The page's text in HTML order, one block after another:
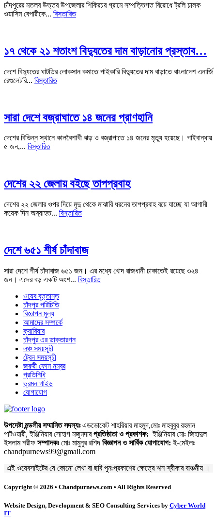
চাঁদপুরের মতলব উত্তর উপজেলার শিকিরচর গ্রামে সম্পত্তিগত বিরোধে ট্রলি চালক
ওয়াসিম বেপারীকে... বিস্তারিত
১৭ থেকে ২১ শতাংশ বিদ্যুতের দাম বাড়ানোর প্রস্তাব…
দেশে বিদ্যুতের ঘাটতির লোকসান কমাতে পাইকারি বিদ্যুতের দাম বাড়াতে বাংলাদেশ এনার্জি
রেগুলেটরি... বিস্তারিত
সারা দেশে বজ্রাঘাতে ১৪ জনের প্রাণহানি
দেশের বিভিন্ন স্থানে কালবৈশাখী ঝড় ও বজ্রাপাতে ১৪ জনের মৃত্যু হয়েছে। গাইবান্ধায়
৫ জন,... বিস্তারিত
দেশের ২২ জেলায় বইছে তাপপ্রবাহ
দেশের ২২ জেলার ওপর দিয়ে মৃদু থেকে মাঝারি ধরনের তাপপ্রবাহ বয়ে যাচ্ছে যা আগামী
কয়েক দিন অব্যাহত... বিস্তারিত
দেশে ৬৫১ শীর্ষ চাঁদাবাজ
সারা দেশে শীর্ষ চাঁদাবাজ ৬৫১ জন। এর মধ্যে খোদ রাজধানী ঢাকাতেই রয়েছে ৩২৪
জন। এদের বড় একটি অংশ... বিস্তারিত
ওয়েব বৃত্তান্ত
চাঁদপুর পরিচিতি
বিজ্ঞাপন মুল্য
আমাদের সম্পর্কে
ক্যারিয়ার
চাঁদপুর এর ডাক্তারগন
লঞ্চ সময়সূচী
ট্রেন সময়সূচী
জরুরী ফোন নম্বর
প্রতিনিধি
ভ্রমন গাইড
যোগাযোগ
উপদেষ্টা মন্ডলীর সম্মানিত সদস্যঃএডভোকেট শাহরিয়ার মাহমুদ,মোঃ মাহবুবুর রহমান
পাটওয়ারী, ইঞ্জিনিয়ার সোহাগ মজুমদারপ্রতিষ্ঠাতা ও প্রকাশক: ইঞ্জিনিয়ার মোঃ জিহাদুল
ইসলাম শরীফ সম্পাদকঃমোঃ মামুনুর রশিদ বিজ্ঞাপন ও সার্বিক যোগাযোগ: ই-মেইলঃ
chandpurnews99@gmail.com
এই ওয়েবসাইটের যে কোনো লেখা বা ছবি পুনঃপ্রকাশের ক্ষেত্রে ঋন স্বীকার বাঞ্চনীয় ।
Copyright © 2026 • Chandpurnews.com • All Rights Reserved
Website Design, Development & SEO Consulting Services by Cyber World
IT